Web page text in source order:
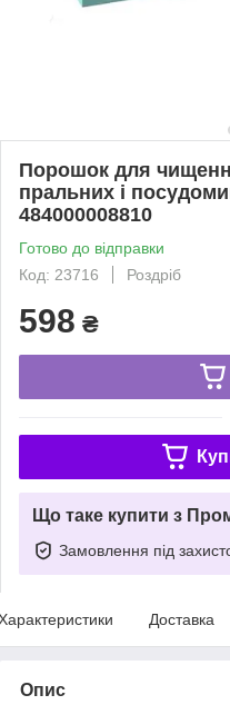
Порошок для
пральних і
484000008810
Готово до відправки
Код: 23716
Роздріб
598 ₴
Що таке купити з
Замовлення під
Доставка
Опис